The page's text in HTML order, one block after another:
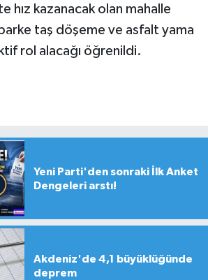
hız kazanacak olan mahalle
taş döşeme ve asfalt yama
rol alacağı öğrenildi.
Yeni Parti'den sonraki İlk Anket
Dengeleri arstı!
Akdeniz'de 4,1 büyüklüğünde
deprem